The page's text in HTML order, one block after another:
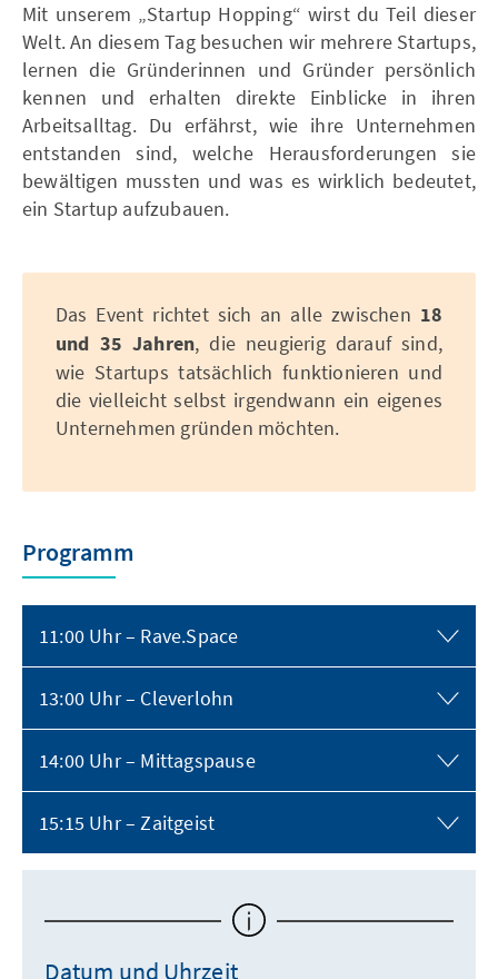
Mit unserem „Startup Hopping“ wirst du Teil dieser
Welt. An diesem Tag besuchen wir mehrere Startups,
lernen die Gründerinnen und Gründer persönlich
kennen und erhalten direkte Einblicke in ihren
Arbeitsalltag. Du erfährst, wie ihre Unternehmen
entstanden sind, welche Herausforderungen sie
bewältigen mussten und was es wirklich bedeutet,
ein Startup aufzubauen.
Das Event richtet sich an alle zwischen 18
und 35 Jahren, die neugierig darauf sind,
wie Startups tatsächlich funktionieren und
die vielleicht selbst irgendwann ein eigenes
Unternehmen gründen möchten.
Programm
11:00 Uhr – Rave.Space
13:00 Uhr – Cleverlohn
14:00 Uhr – Mittagspause
15:15 Uhr – Zaitgeist
Datum und Uhrzeit